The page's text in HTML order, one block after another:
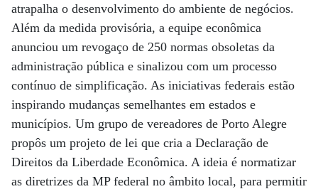
atrapalha o desenvolvimento do ambiente de negócios.
Além da medida provisória, a equipe econômica
anunciou um revogaço de 250 normas obsoletas da
administração pública e sinalizou com um processo
contínuo de simplificação. As iniciativas federais estão
inspirando mudanças semelhantes em estados e
municípios. Um grupo de vereadores de Porto Alegre
propôs um projeto de lei que cria a Declaração de
Direitos da Liberdade Econômica. A ideia é normatizar
as diretrizes da MP federal no âmbito local, para permitir